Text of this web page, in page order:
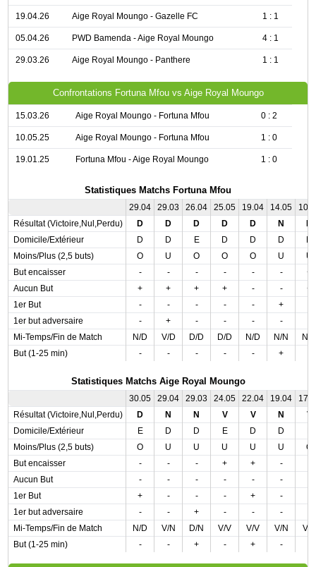
19.04.26 Aige Royal Moungo - Gazelle FC 1 : 1
05.04.26 PWD Bamenda - Aige Royal Moungo 4 : 1
29.03.26 Aige Royal Moungo - Panthere 1 : 1
Confrontations Fortuna Mfou vs Aige Royal Moungo
15.03.26 Aige Royal Moungo - Fortuna Mfou 0 : 2
10.05.25 Aige Royal Moungo - Fortuna Mfou 1 : 0
19.01.25 Fortuna Mfou - Aige Royal Moungo 1 : 0
Statistiques Matchs Fortuna Mfou
29.04 29.03 26.04 25.05 19.04 14.05
Résultat (Victoire,Nul,Perdu)
D D D D D N
Domicile/Extérieur
D D E D D D
Moins/Plus (2,5 buts)
O U O O O U
U
But encaisser
- - - - - -
+
Aucun But
+ + + + - -
+
1er But
- - - - - +
1er but adversaire
- + - - - -
Mi-Temps/Fin de Match
N/D V/D D/D D/D N/D N/N
N/
But (1-25 min)
- - - - - +
Statistiques Matchs Aige Royal Moungo
30.05 29.04 29.03 24.05 22.04 19.04
Résultat (Victoire,Nul,Perdu)
D N N V V N
V
Domicile/Extérieur
E D D E D D
Moins/Plus (2,5 buts)
O U U U U U
O
But encaisser
- - - + + -
Aucun But
- - - - - -
1er But
+ - - - + -
1er but adversaire
- - + - - -
Mi-Temps/Fin de Match
N/D V/N D/N V/V V/V V/N
V/V
But (1-25 min)
- - + - + -